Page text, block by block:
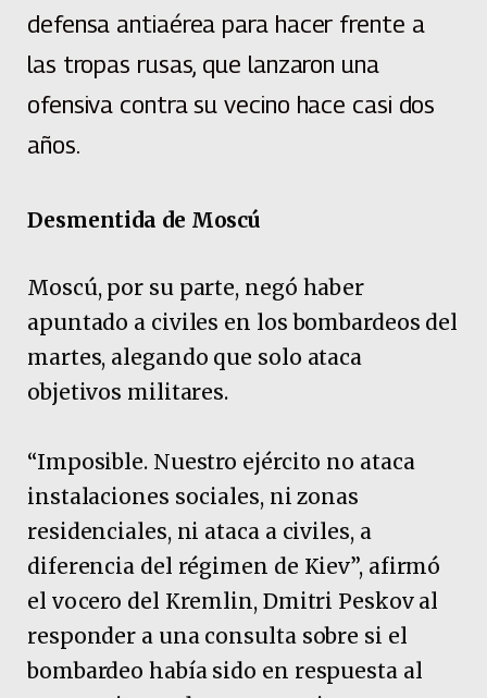
defensa antiaérea para hacer frente a
las tropas rusas, que lanzaron una
ofensiva contra su vecino hace casi dos
años.
Desmentida de Moscú
Moscú, por su parte, negó haber
apuntado a civiles en los bombardeos del
martes, alegando que solo ataca
objetivos militares.
“Imposible. Nuestro ejército no ataca
instalaciones sociales, ni zonas
residenciales, ni ataca a civiles, a
diferencia del régimen de Kiev”, afirmó
el vocero del Kremlin, Dmitri Peskov al
responder a una consulta sobre si el
bombardeo había sido en respuesta al